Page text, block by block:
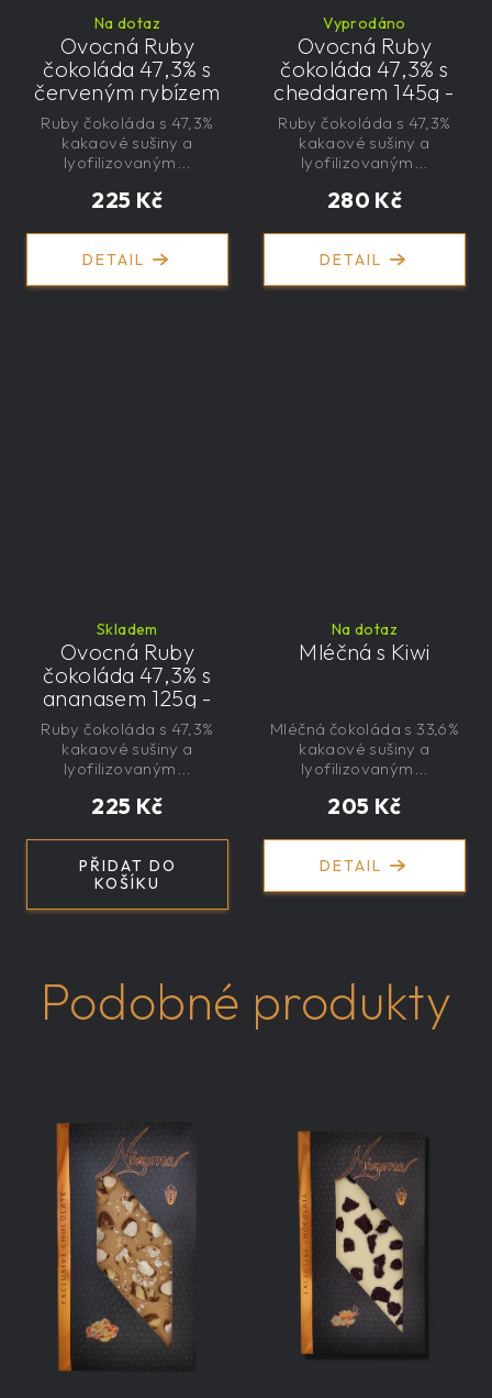
Na dotaz
Ovocná Ruby
čokoláda 47,3% s
červeným rybízem
125g - velká,
řemeslná,
exkluzivní, dárková
225 Kč
DETAIL
Ruby čokoláda s 47,3%
kakaové sušiny a
lyofilizovaným...
Vyprodáno
Ovocná Ruby
čokoláda 47,3% s
cheddarem 145g -
velká, řemeslná,
exkluzivní, dárková
280 Kč
DETAIL
Ruby čokoláda s 47,3%
kakaové sušiny a
lyofilizovaným...
Skladem
Ovocná Ruby
čokoláda 47,3% s
ananasem 125g -
velká, řemeslná,
exkluzivní, dárková
225 Kč
PŘIDAT DO
KOŠÍKU
Ruby čokoláda s 47,3%
kakaové sušiny a
lyofilizovaným...
Na dotaz
Mléčná s Kiwi
205 Kč
DETAIL
Mléčná čokoláda s 33,6%
kakaové sušiny a
lyofilizovaným...
Podobné produkty